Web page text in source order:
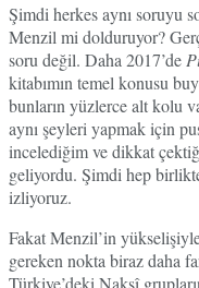
Şimdi herkes aynı soruyu
Menzil mi dolduruyor?
soru değil. Daha 2017’de
kitabımın temel konusu
bunların yüzlerce alt kolu
aynı şeyleri yapmak için
incelediğim ve dikkat
geliyordu. Şimdi hep
izliyoruz.
Fakat Menzil’in
gereken nokta biraz daha
Türkiye’deki Nakşî